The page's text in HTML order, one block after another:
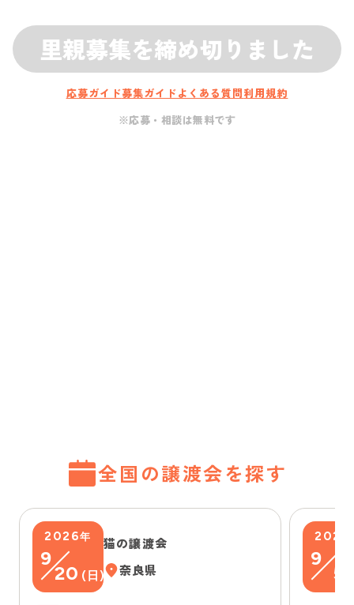
里親募集を締め切りました
応募ガイド募集ガイド よくある質問利用規約
※応募・相談は無料です
全国の譲渡会を探す
2026年
9
20 ( 日)
猫の譲渡会
奈良県
2026
9
5